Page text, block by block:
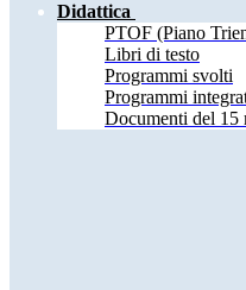
Didattica
PTOF (Piano
Libri di testo
Programmi svolti
Programmi
Documenti del 15